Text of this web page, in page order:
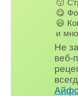
😗
😋
😃
и
Не
веб-